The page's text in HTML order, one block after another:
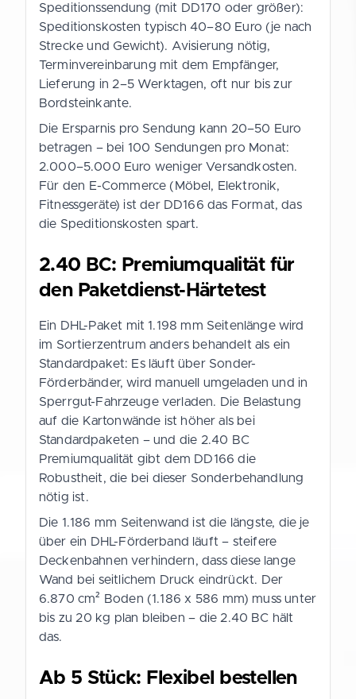
Speditionssendung (mit DD170 oder größer):
Speditionskosten typisch 40–80 Euro (je nach
Strecke und Gewicht). Avisierung nötig,
Terminvereinbarung mit dem Empfänger,
Lieferung in 2–5 Werktagen, oft nur bis zur
Bordsteinkante.
Die Ersparnis pro Sendung kann 20–50 Euro
betragen – bei 100 Sendungen pro Monat:
2.000–5.000 Euro weniger Versandkosten.
Für den E-Commerce (Möbel, Elektronik,
Fitnessgeräte) ist der DD166 das Format, das
die Speditionskosten spart.
2.40 BC: Premiumqualität für
den Paketdienst-Härtetest
Ein DHL-Paket mit 1.198 mm Seitenlänge wird
im Sortierzentrum anders behandelt als ein
Standardpaket: Es läuft über Sonder-
Förderbänder, wird manuell umgeladen und in
Sperrgut-Fahrzeuge verladen. Die Belastung
auf die Kartonwände ist höher als bei
Standardpaketen – und die 2.40 BC
Premiumqualität gibt dem DD166 die
Robustheit, die bei dieser Sonderbehandlung
nötig ist.
Die 1.186 mm Seitenwand ist die längste, die je
über ein DHL-Förderband läuft – steifere
Deckenbahnen verhindern, dass diese lange
Wand bei seitlichem Druck eindrückt. Der
6.870 cm² Boden (1.186 x 586 mm) muss unter
bis zu 20 kg plan bleiben – die 2.40 BC hält
das.
Ab 5 Stück: Flexibel bestellen